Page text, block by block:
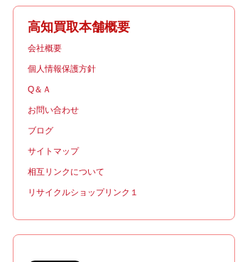
高知買取本舗概要
会社概要
個人情報保護方針
Q＆Ａ
お問い合わせ
ブログ
サイトマップ
相互リンクについて
リサイクルショップリンク１